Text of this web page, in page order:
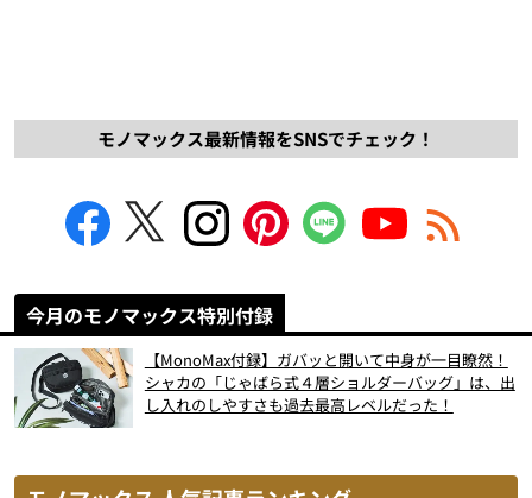
モノマックス最新情報をSNSでチェック！
今月のモノマックス特別付録
【MonoMax付録】ガバッと開いて中身が一目瞭然！
シャカの「じゃばら式４層ショルダーバッグ」は、出
し入れのしやすさも過去最高レベルだった！